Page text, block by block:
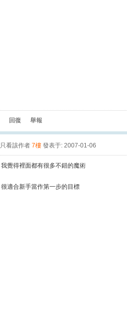
回復 舉報
只看該作者 7樓 發表于: 2007-01-06
我覺得裡面都有很多不錯的魔術
很適合新手當作第一步的目標